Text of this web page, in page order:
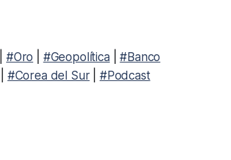
#Oro #Geopolítica|#Banco
#Corea del Sur| #Podcast